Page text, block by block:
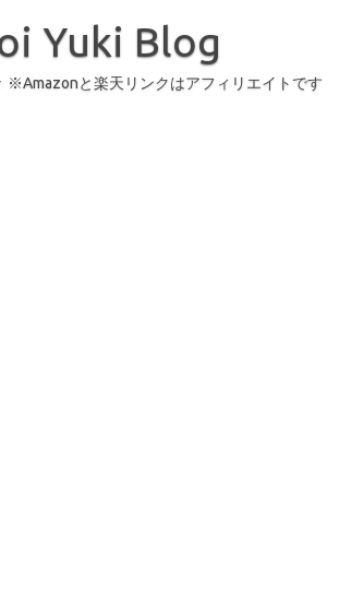
Yuki Blog
※Amazonと楽天リンクはアフィリエイトです